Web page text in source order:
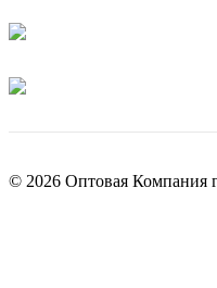
© 2026 Оптовая Компания